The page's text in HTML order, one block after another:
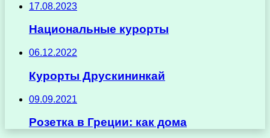
17.08.2023
Национальные курорты
06.12.2022
Курорты Друскининкай
09.09.2021
Розетка в Греции: как дома